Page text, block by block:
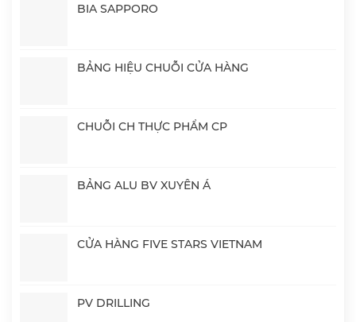
BIA SAPPORO
BẢNG HIỆU CHUỖI CỬA HÀNG
CHUỖI CH THỰC PHẨM CP
BẢNG ALU BV XUYÊN Á
CỬA HÀNG FIVE STARS VIETNAM
PV DRILLING